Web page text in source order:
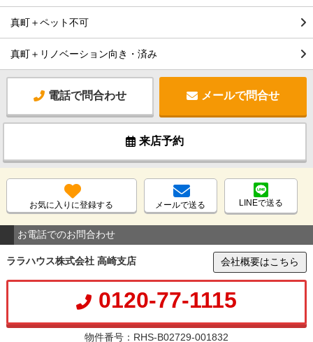
真町＋ペット不可
真町＋リノベーション向き・済み
電話で問合わせ メールで問合せ
来店予約
お気に入りに登録する メールで送る LINEで送る
お電話でのお問合わせ
ララハウス株式会社 高崎支店 会社概要はこちら
0120-77-1115
物件番号：RHS-B02729-001832